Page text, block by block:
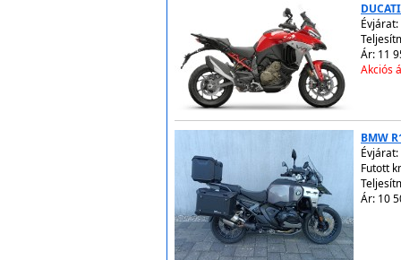
Évjárat:
Ár: 11
Akciós
BMW
Évjárat:
Futott
Ár: 10